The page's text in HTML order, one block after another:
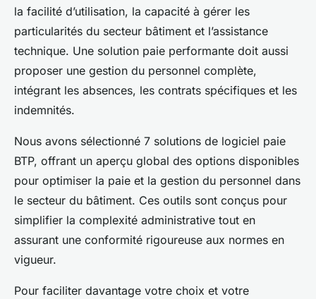
la facilité d’utilisation, la capacité à gérer les
particularités du secteur bâtiment et l’assistance
technique. Une solution paie performante doit aussi
proposer une gestion du personnel complète,
intégrant les absences, les contrats spécifiques et les
indemnités.
Nous avons sélectionné 7 solutions de logiciel paie
BTP, offrant un aperçu global des options disponibles
pour optimiser la paie et la gestion du personnel dans
le secteur du bâtiment. Ces outils sont conçus pour
simplifier la complexité administrative tout en
assurant une conformité rigoureuse aux normes en
vigueur.
Pour faciliter davantage votre choix et votre